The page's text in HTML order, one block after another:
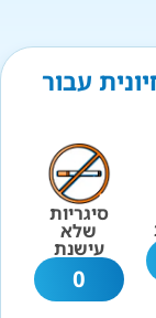
עבור
סיגריות
שלא
עישנת
0